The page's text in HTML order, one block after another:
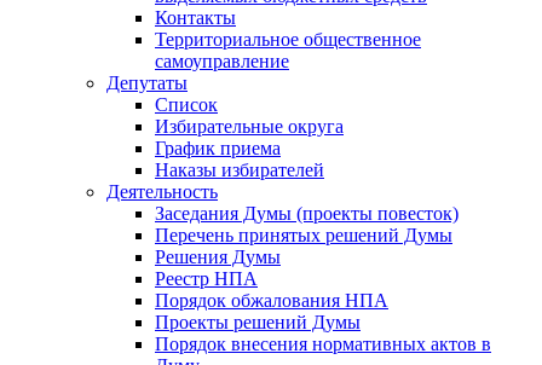
Контакты
Территориальное общественное
самоуправление
Депутаты
Список
Избирательные округа
График приема
Наказы избирателей
Деятельность
Заседания Думы (проекты повесток)
Перечень принятых решений Думы
Решения Думы
Реестр НПА
Порядок обжалования НПА
Проекты решений Думы
Порядок внесения нормативных актов в